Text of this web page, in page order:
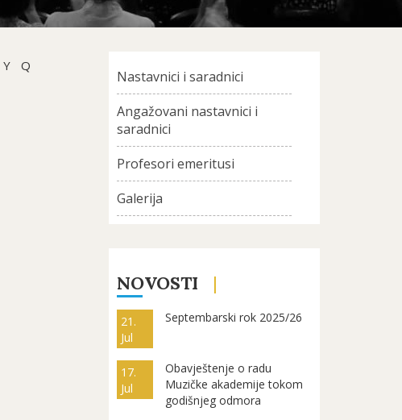
Y Q
Nastavnici i saradnici
Angažovani nastavnici i
saradnici
Profesori emeritusi
Galerija
NOVOSTI
21.
Jul
Septembarski rok 2025/26
17.
Jul
Obavještenje o radu
Muzičke akademije tokom
godišnjeg odmora